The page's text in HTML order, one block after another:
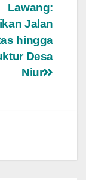
Lawang:
Jalan
hingga
Desa
Niur